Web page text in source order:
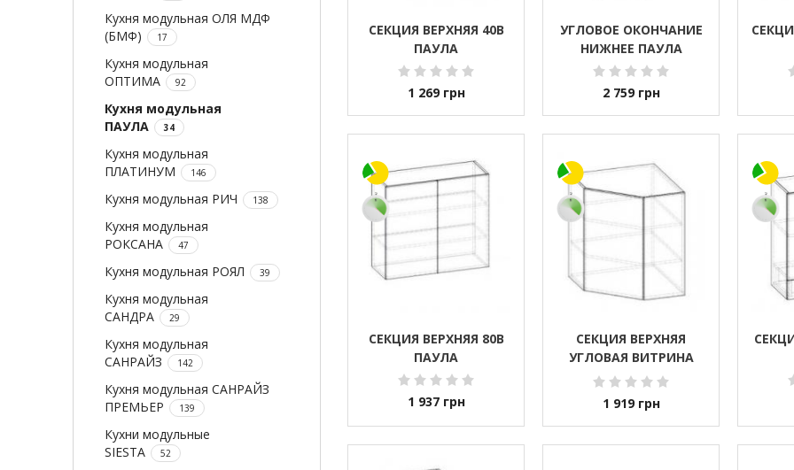
Кухня модульная ОЛЯ МДФ
(БМФ)
17
Кухня модульная
ОПТИМА
92
Кухня модульная
ПАУЛА
34
Кухня модульная
ПЛАТИНУМ
146
Кухня модульная РИЧ 138
Кухня модульная
РОКСАНА
47
Кухня модульная РОЯЛ 39
Кухня модульная
САНДРА
29
Кухня модульная
САНРАЙЗ
142
Кухня модульная САНРАЙЗ
ПРЕМЬЕР
139
Кухни модульные
SIESTA
52
СЕКЦИЯ ВЕРХНЯЯ 40В
ПАУЛА
1 269 грн
УГЛОВОЕ ОКОНЧАНИЕ
НИЖНЕЕ ПАУЛА
2 759 грн
СЕКЦИЯ ВЕРХНЯЯ 80В
ПАУЛА
1 937 грн
СЕКЦИЯ ВЕРХНЯЯ
УГЛОВАЯ ВИТРИНА
ПАУЛА
1 919 грн